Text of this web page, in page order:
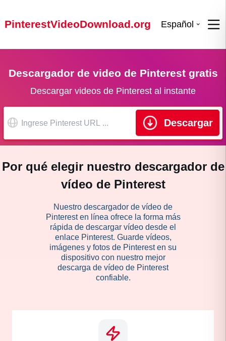
PinterestVideoDownload.org Español
Descargador de video de Pinterest gratis
Descargar videos de Pinterest al instante
Descargar
Por qué elegir nuestro descargador de
vídeo de Pinterest
Nuestro descargador de vídeo de
Pinterest en línea ofrece la forma más
rápida de descargar vídeo desde el
enlace Pinterest. Guarde vídeos,
imágenes y fotos de Pinterest en su
dispositivo con nuestro mejor
descarga de vídeo de Pinterest
confiable.